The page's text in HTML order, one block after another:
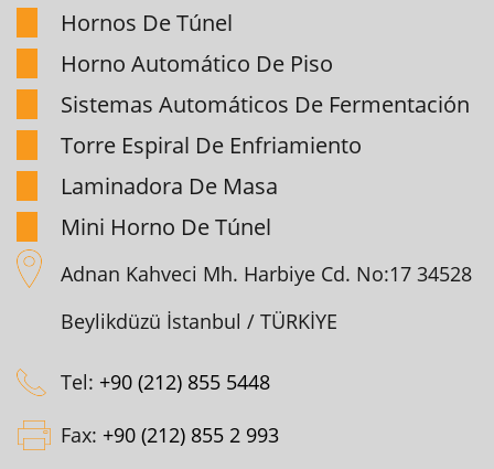
Hornos De Túnel
Horno Automático De Piso
Sistemas Automáticos De Fermentación
Torre Espiral De Enfriamiento
Laminadora De Masa
Mini Horno De Túnel
Adnan Kahveci Mh. Harbiye Cd. No:17 34528
Beylikdüzü İstanbul / TÜRKİYE
Tel: +90 (212) 855 5448
Fax: +90 (212) 855 2 993